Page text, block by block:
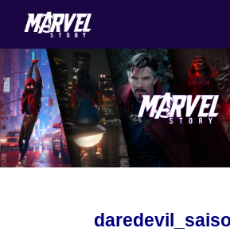
au
contenu